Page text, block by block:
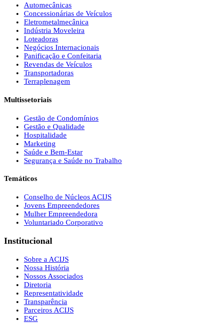
Automecânicas
Concessionárias de Veículos
Eletrometalmecânica
Indústria Moveleira
Loteadoras
Negócios Internacionais
Panificação e Confeitaria
Revendas de Veículos
Transportadoras
Terraplenagem
Multissetoriais
Gestão de Condomínios
Gestão e Qualidade
Hospitalidade
Marketing
Saúde e Bem-Estar
Segurança e Saúde no Trabalho
Temáticos
Conselho de Núcleos ACIJS
Jovens Empreendedores
Mulher Empreendedora
Voluntariado Corporativo
Institucional
Sobre a ACIJS
Nossa História
Nossos Associados
Diretoria
Representatividade
Transparência
Parceiros ACIJS
ESG